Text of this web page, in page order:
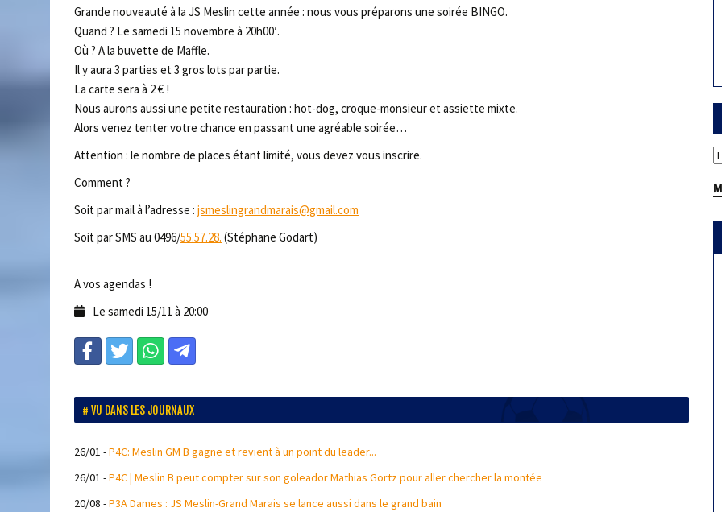
Grande nouveauté à la JS Meslin cette année : nous vous préparons une soirée BINGO.
Quand ? Le samedi 15 novembre à 20h00′.
Où ? A la buvette de Maffle.
Il y aura 3 parties et 3 gros lots par partie.
La carte sera à 2 € !
Nous aurons aussi une petite restauration : hot-dog, croque-monsieur et assiette mixte.
Alors venez tenter votre chance en passant une agréable soirée…
Attention : le nombre de places étant limité, vous devez vous inscrire.
Comment ?
Soit par mail à l’adresse : jsmeslingrandmarais@gmail.com
Soit par SMS au 0496/55.57.28. (Stéphane Godart)
A vos agendas !
Le samedi 15/11 à 20:00
VU DANS LES JOURNAUX
26/01 -P4C: Meslin GM B gagne et revient à un point du leader...
26/01 -P4C | Meslin B peut compter sur son goleador Mathias Gortz pour aller chercher la montée
20/08 -P3A Dames : JS Meslin-Grand Marais se lance aussi dans le grand bain